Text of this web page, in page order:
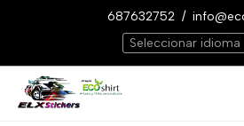
687632752 /
Seleccionar idioma